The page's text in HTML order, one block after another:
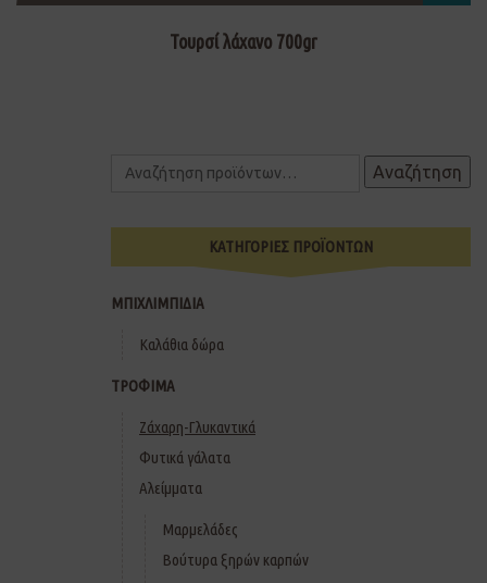
Τουρσί λάχανο 700gr
Αναζήτηση
ΚΑΤΗΓΟΡΙΕΣ ΠΡΟΪΟΝΤΩΝ
ΜΠΙΧΛΙΜΠΙΔΙΑ
Καλάθια δώρα
ΤΡΟΦΙΜΑ
Ζάχαρη-Γλυκαντικά
Φυτικά γάλατα
Αλείμματα
Μαρμελάδες
Βούτυρα ξηρών καρπών